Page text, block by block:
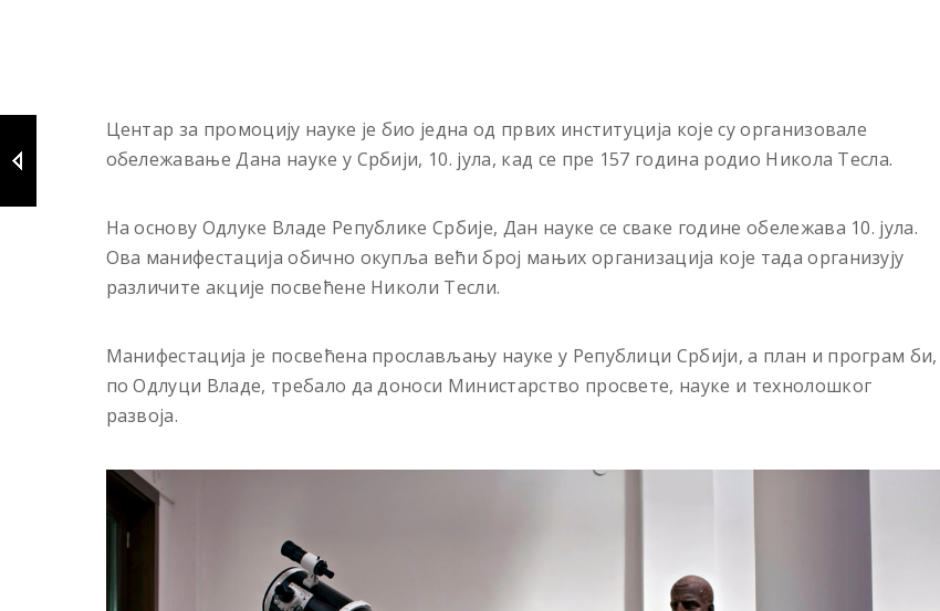
Центар за промоцију науке је био једна од првих институција које су организовале
обележавање Дана науке у Србији, 10. јулa, кад се пре 157 година родио Никола Тесла.
На основу Одлуке Владе Републике Србије, Дан науке се сваке године обележава 10. јула.
Ова манифестација обично окупља већи број мањих организација које тада организују
различите акције посвећене Николи Тесли.
Манифестација је посвећена прослављању науке у Републици Србији, а план и програм би,
по Одлуци Владе, требало да доноси Министарство просвете, науке и технолошког
развоја.